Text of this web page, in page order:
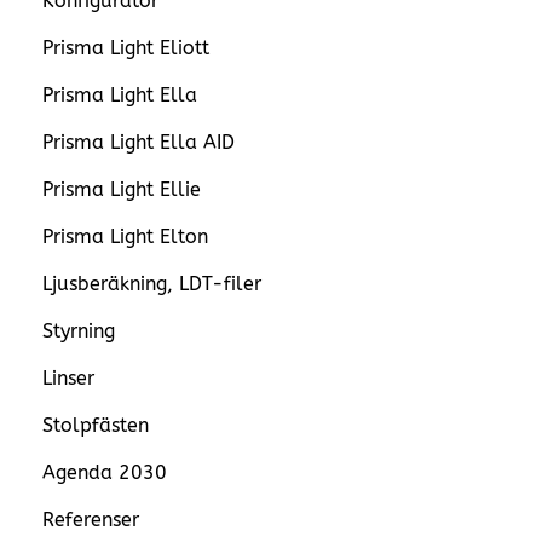
Prisma Light Eliott
Prisma Light Ella
Prisma Light Ella AID
Prisma Light Ellie
Prisma Light Elton
Ljusberäkning, LDT-filer
Styrning
Linser
Stolpfästen
Agenda 2030
Referenser